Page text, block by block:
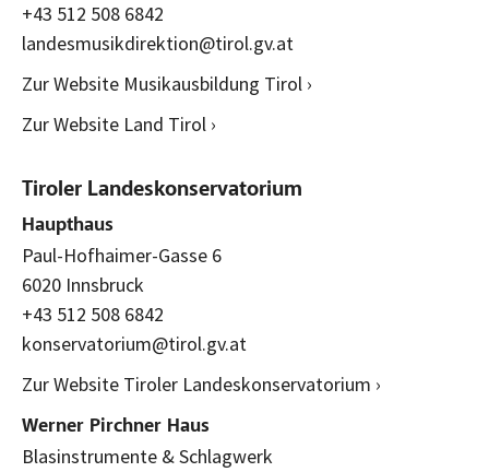
+43 512 508 6842
landesmusikdirektion@tirol.gv.at
Zur Website Musikausbildung Tirol ›
Zur Website Land Tirol ›
Tiroler Landeskonservatorium
Haupthaus
Paul-Hofhaimer-Gasse 6
6020 Innsbruck
+43 512 508 6842
konservatorium@tirol.gv.at
Zur Website Tiroler Landeskonservatorium ›
Werner Pirchner Haus
Blasinstrumente & Schlagwerk